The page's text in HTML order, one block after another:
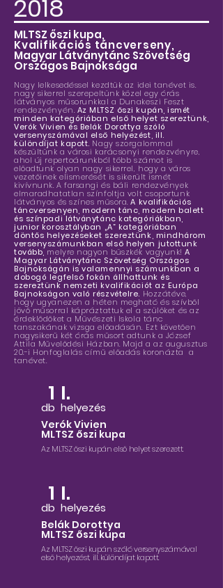
2018
MLTSZ őszi kupa,
Kvalifikációs táncverseny,
Magyar Látványtánc Szövetség
Országos Bajnoksága
Nagy lelkesedéssel kezdtük az idei tanévet is.
nagy sikerrel szerepeltünk közel egy órás
látványos műsorunkkal a Dunakeszi Feszt
rendezvényén. Az MLTSZ őszi kupán, ismét
minden kategóriában első helyet szereztünk,
Verók Vivien és Belák Dorottya szóló
versenyszámával első helyezést, ill.
különdíjat kapott. Nagy szorgalommal
készültünk a városi karácsonyi rendezvényre,
ahol új repertoárunkból több számot is
előadtunk olyan nagy sikerrel, hogy a város
vezetőinek elismerését is sikerült ismét
kivívnunk. A farsangi és báli rendezvények
elmaradhatatlan színfoltja volt csoportunk
látványos és színes műsora.A kvalifikációs
táncversenyen, modern tánc, modern balett
és színpadi látványtánc kategóriákban,
junior korosztályban „A” kategóriában
döntős helyezéseket szereztünk, mindhárom
versenyszámunkban első helyen jutottunk
tovább, melyre nagyon büszkék vagyunk!A
Magyar Látványtánc Szövetség Országos
Bajnokságán is valamennyi számunkban a
dobogó legfelső fokán állhattunk és
szereztünk nemzeti kvalifikációt az Európa
Bajnokságon való részvételre. Hozzátéve,
hogy ugyanezen a héten megható és szívből
jövő műsorral kápráztattuk el a szülőket és az
érdeklődőket a Művészeti Iskola tánc
tanszakának vizsga előadásán. Ezt követően
nagysikerű két órás műsort adtunk a József
Attila Művelődési Házban. Majd a az augusztus
20.-i Honfoglalás című előadás koronázta a
tanévet.
1
db
I.
helyezés
Verók Vivien
MLTSZ őszi kupa
Az MLTSZ őszi kupán első helyet szerezett.
1
db
I.
helyezés
Belák Dorottya
MLTSZ őszi kupa
Az MLTSZ őszi kupán szóló versenyszámával
első helyezést, ill. különdíjat kapott.